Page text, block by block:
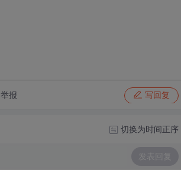
举报 写回复
切换为时间正序
发表回复